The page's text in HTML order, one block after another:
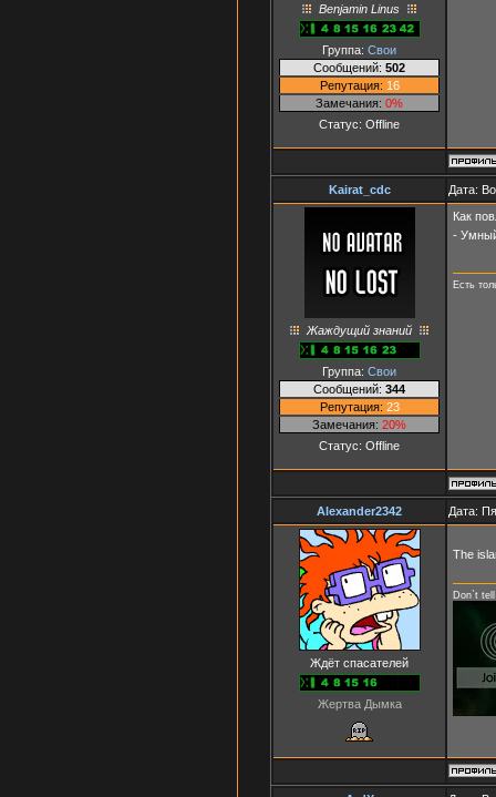
Benjamin Linus
Группа: Свои
Сообщений: 502
Репутация: 16
Замечания: 0%
Статус: Offline
Kairat_cdc Дата:
Жаждущий знаний
Группа: Свои
Сообщений: 344
Репутация: 23
Замечания: 20%
Статус: Offline
Как
-
Есть
Alexander2342 Дата:
Ждёт спасателей
Жертва Дымка
The
Don`t